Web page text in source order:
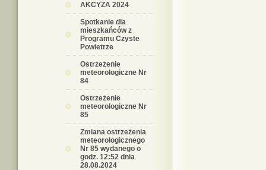
AKCYZA 2024
Spotkanie dla
mieszkańców z
Programu Czyste
Powietrze
Ostrzeżenie
meteorologiczne Nr
84
Ostrzeżenie
meteorologiczne Nr
85
Zmiana ostrzeżenia
meteorologicznego
Nr 85 wydanego o
godz. 12:52 dnia
28.08.2024